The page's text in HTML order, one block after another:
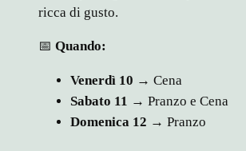
ricca di gusto.
📅 Quando:
Venerdì 10 → Cena
Sabato 11 → Pranzo e Cena
Domenica 12 → Pranzo